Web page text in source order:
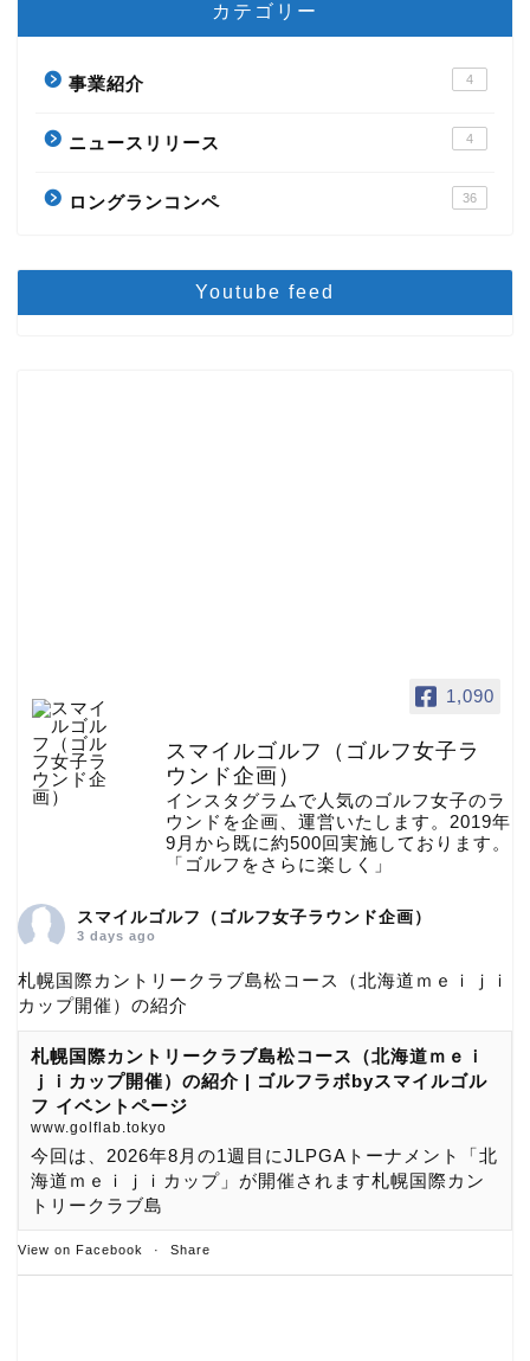
カテゴリー
事業紹介 4
ニュースリリース 4
ロングランコンペ 36
Youtube feed
1,090
スマイルゴルフ（ゴルフ女子ラ
ウンド企画）
インスタグラムで人気のゴルフ女子のラ
ウンドを企画、運営いたします。2019年
9月から既に約500回実施しております。
「ゴルフをさらに楽しく」
スマイルゴルフ（ゴルフ女子ラウンド企画）
3 days ago
札幌国際カントリークラブ島松コース（北海道ｍｅｉｊｉ
カップ開催）の紹介
札幌国際カントリークラブ島松コース（北海道ｍｅｉ
ｊｉカップ開催）の紹介 | ゴルフラボbyスマイルゴル
フ イベントページ
www.golflab.tokyo
今回は、2026年8月の1週目にJLPGAトーナメント「北
海道ｍｅｉｊｉカップ」が開催されます札幌国際カン
トリークラブ島
View on Facebook · Share